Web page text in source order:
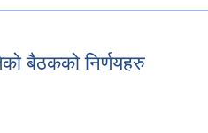
बैठकको निर्णयहरु